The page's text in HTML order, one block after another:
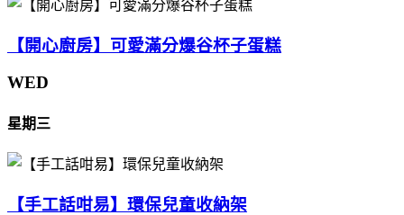
【開心廚房】可愛滿分爆谷杯子蛋糕
WED
星期三
【手工話咁易】環保兒童收納架